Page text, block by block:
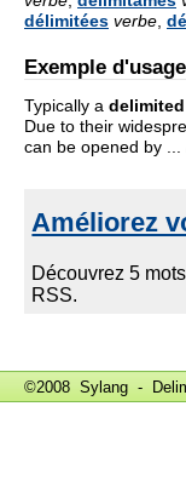
délimitées verbe
Exemple
Typically a delimited
Due to their
can be opened by ...
©2008 Sylang -